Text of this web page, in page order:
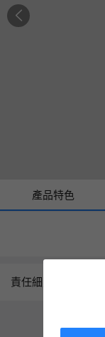
產品特色
責任細則